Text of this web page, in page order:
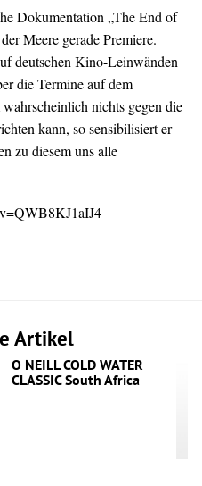
Dokumentation „The End of
Meere gerade Premiere.
deutschen Kino-Leinwänden
die Termine auf dem
nichts gegen die
kann, so sensibilisiert er
zu diesem uns alle
Artikel
O NEILL COLD WATER
CLASSIC South Africa